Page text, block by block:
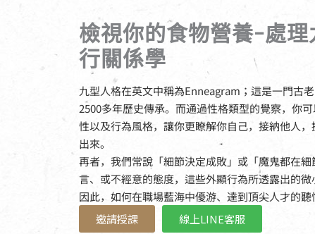
主題課程
秋季，就像事業有
成的壯年。
檢視你的食物營養-處
行關係學
九型人格在英文中稱為Enneagram；這是一門古
2500多年歷史傳承。而通過性格類型的覺察，你
性以及行為風格，讓你更瞭解你自己，接納他人
出來。
再者，我們常說「細節決定成敗」或「魔鬼都在
言、或不經意的態度，這些外顯行為所透露出的
因此，如何在職場藍海中優游、達到頂尖人才的
邀請授課
線上LINE客服